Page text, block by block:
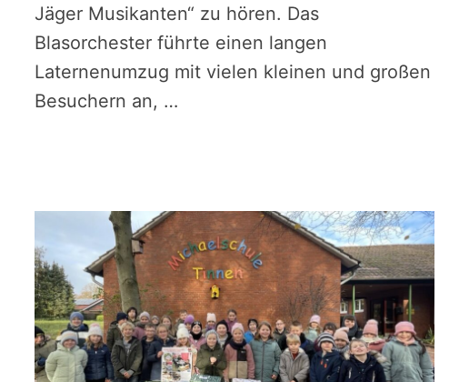
Jäger Musikanten“ zu hören. Das
Blasorchester führte einen langen
Laternenumzug mit vielen kleinen und großen
Besuchern an, …